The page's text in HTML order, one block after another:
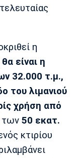
Μαρσέιγ
η
είναι η
32.000 τ.μ.,
του λιμανιού
χρήση από
των 50 εκατ.
κτιρίου